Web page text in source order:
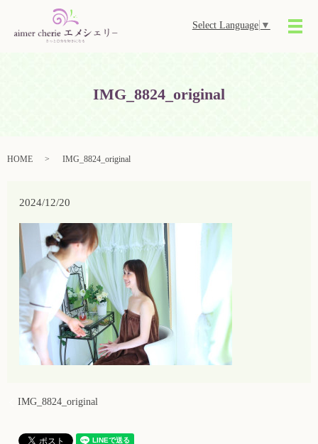
Select Language ▼
メ
IMG_8824_original
HOME IMG_8824_original
2024/12/20
IMG_8824_original